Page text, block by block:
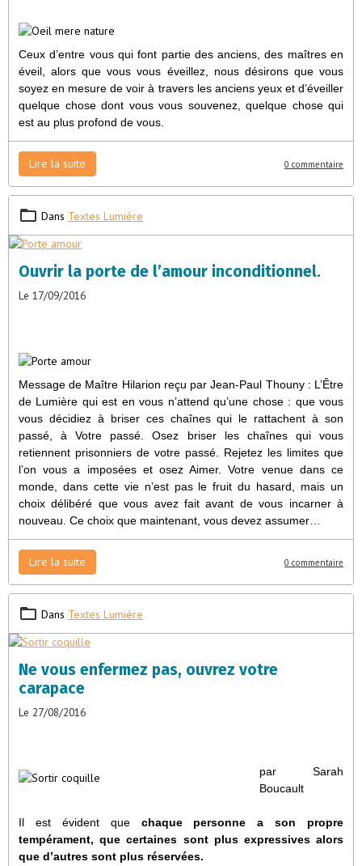
Ceux d’entre vous qui font partie des anciens, des maîtres en
éveil, alors que vous vous éveillez, nous désirons que vous
soyez en mesure de voir à travers les anciens yeux et d’éveiller
quelque chose dont vous vous souvenez, quelque chose qui
est au plus profond de vous.
Lire la suite 0 commentaire
Dans Textes Lumière
Ouvrir la porte de l’amour inconditionnel.
Le 17/09/2016
Message de Maître Hilarion reçu par Jean-Paul Thouny : L’Être
de Lumière qui est en vous n’attend qu’une chose : que vous
vous décidiez à briser ces chaînes qui le rattachent à son
passé, à Votre passé. Osez briser les chaînes qui vous
retiennent prisonniers de votre passé. Rejetez les limites que
l’on vous a imposées et osez Aimer. Votre venue dans ce
monde, dans cette vie n’est pas le fruit du hasard, mais un
choix délibéré que vous avez fait avant de vous incarner à
nouveau. Ce choix que maintenant, vous devez assumer…
Lire la suite 0 commentaire
Dans Textes Lumière
Ne vous enfermez pas, ouvrez votre
carapace
Le 27/08/2016
par Sarah
Boucault
Il est évident que chaque personne a son propre
tempérament, que certaines sont plus expressives alors
que d’autres sont plus réservées.